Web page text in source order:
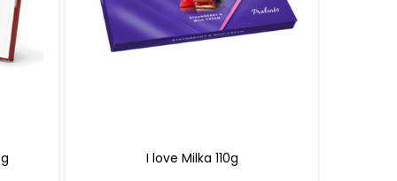
I love Milka 110g